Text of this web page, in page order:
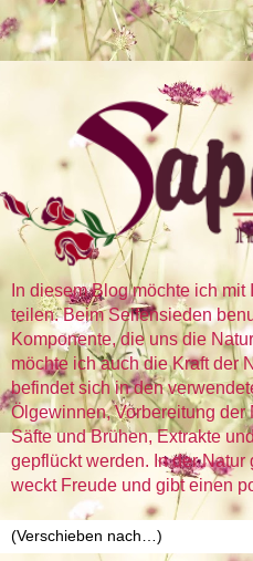
In diesem Blog möchte ich
teilen. Beim Seifensieden
Komponente, die uns die
möchte ich auch die Kraft der
befindet sich in den
Ölgewinnen, Vorbereitung der
Säfte und Brühen, Extrakte
gepflückt werden. In der
weckt Freude und gibt einen